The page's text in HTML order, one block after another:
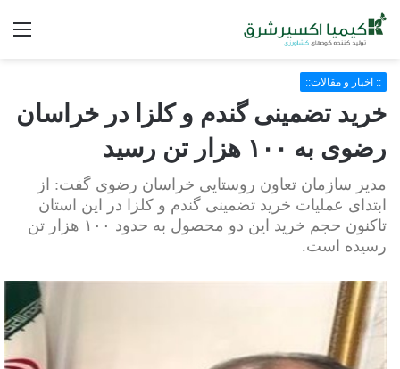
:: اخبار و مقالات::
خرید تضمینی گندم و کلزا در خراسان
رضوی به ۱۰۰ هزار تن رسید
مدیر سازمان تعاون روستایی خراسان رضوی گفت: از
ابتدای عملیات خرید تضمینی گندم و کلزا در این استان
تاکنون حجم خرید این دو محصول به حدود ۱۰۰ هزار تن
رسیده است.